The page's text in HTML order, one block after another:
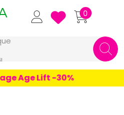
Pharmaforce Grande
0
Age Lift -30%